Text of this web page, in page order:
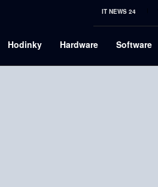
IT NEWS 24
Hodinky Hardware Software